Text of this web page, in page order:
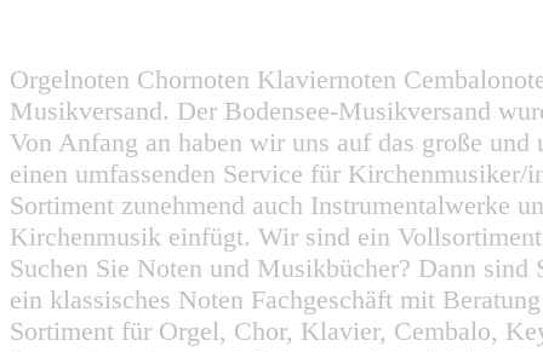
Orgelnoten Chornoten Klaviernoten
Musikversand. Der Bodensee-Musikversand
Von Anfang an haben wir uns auf das große
einen umfassenden Service für
Sortiment zunehmend auch Instrumentalwerke
Kirchenmusik einfügt. Wir sind ein
Suchen Sie Noten und Musikbücher? Dann
ein klassisches Noten Fachgeschäft mit
Sortiment für Orgel, Chor, Klavier, Cembalo,